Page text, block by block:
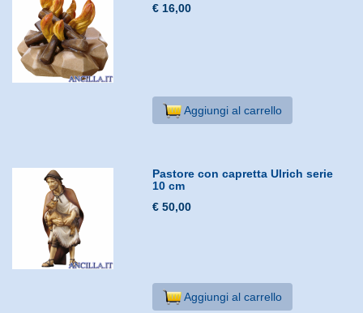
€ 16,00
Aggiungi al carrello
Pastore con capretta Ulrich serie
10 cm
€ 50,00
Aggiungi al carrello